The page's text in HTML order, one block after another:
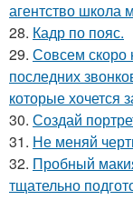
агентство школа
28. Кадр по пояс.
29. Совсем скоро
последних
которые хочется
30. Создай
31. Не меняй
32. Пробный
тщательно